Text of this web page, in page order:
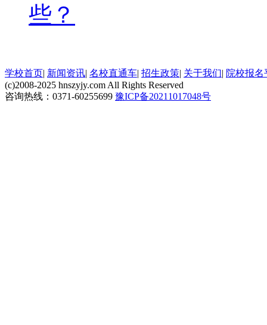
些？
学校首页| 新闻资讯| 名校直通车| 招生政策| 关于我们| 院校报名
(c)2008-2025 hnszyjy.com All Rights Reserved
咨询热线：0371-60255699 豫ICP备20211017048号